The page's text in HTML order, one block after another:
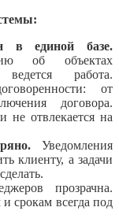
в единой базе.
об объектах
работа.
от
договора.
не отвлекается на
Уведомления
клиенту, а задачи
прозрачна.
срокам всегда под